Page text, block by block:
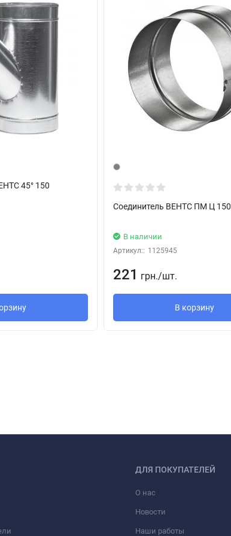
45° 150
Соединитель ВЕНТС ПМ Ц 150
В наличии
Артикул:: 1125945
221 грн./шт.
В корзину
ДЛЯ ПОКУПАТЕЛЕЙ
О нас
Новости
Наши работы